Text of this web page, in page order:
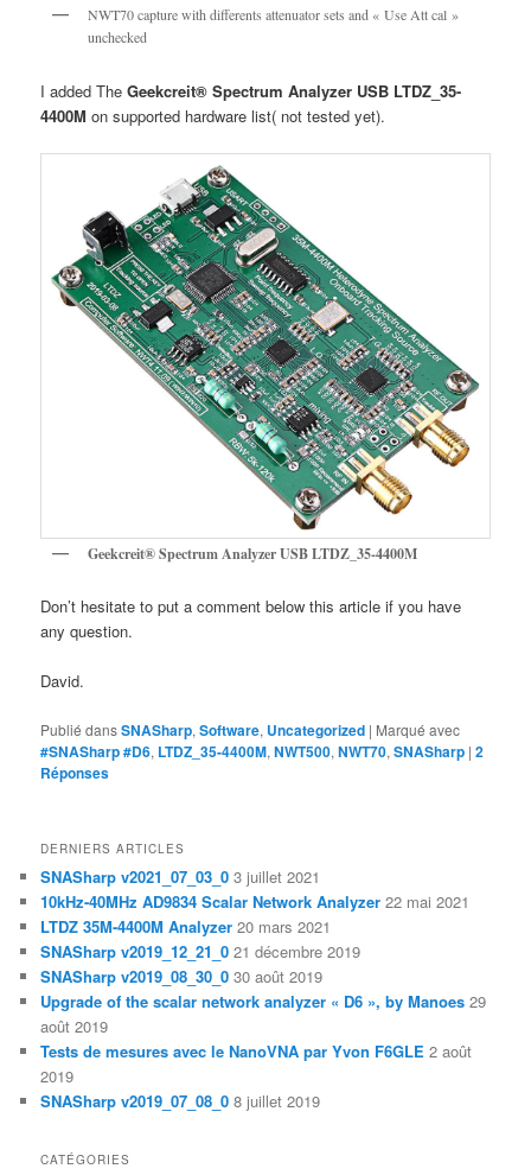
NWT70 capture with differents attenuator sets and « Use Att cal »
unchecked
I added TheGeekcreit® Spectrum Analyzer USB LTDZ_35-
4400M on supported hardware list( not tested yet).
Geekcreit® Spectrum Analyzer USB LTDZ_35-4400M
Don’t hesitate to put a comment below this article if you have
any question.
David.
Publié dansSNASharp,Software, Uncategorized | Marqué avec
#SNASharp #D6, LTDZ_35-4400M,NWT500,NWT70,SNASharp |2
Réponses
DERNIERS ARTICLES
SNASharp v2021_07_03_0 3 juillet 2021
10kHz-40MHz AD9834 Scalar Network Analyzer 22 mai 2021
LTDZ 35M-4400M Analyzer 20 mars 2021
SNASharp v2019_12_21_0 21 décembre 2019
SNASharp v2019_08_30_0 30 août 2019
Upgrade of the scalar network analyzer « D6 », by Manoes 29
août 2019
Tests de mesures avec le NanoVNA par Yvon F6GLE 2 août
2019
SNASharp v2019_07_08_0 8 juillet 2019
CATÉGORIES